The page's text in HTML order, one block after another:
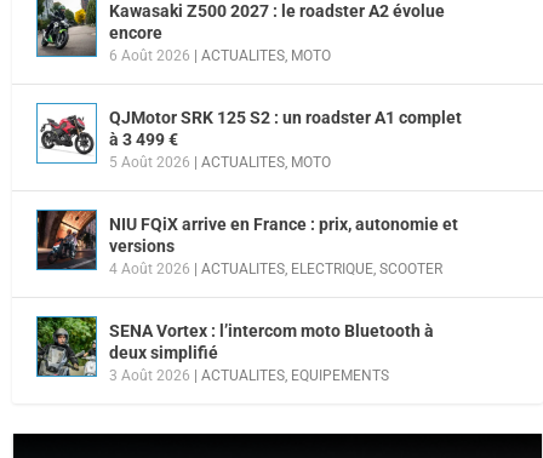
Kawasaki Z500 2027 : le roadster A2 évolue
encore
6 Août 2026 ACTUALITES, MOTO
QJMotor SRK 125 S2 : un roadster A1 complet
à 3 499 €
5 Août 2026 ACTUALITES, MOTO
NIU FQiX arrive en France : prix, autonomie et
versions
4 Août 2026 ACTUALITES, ELECTRIQUE, SCOOTER
SENA Vortex : l’intercom moto Bluetooth à
deux simplifié
3 Août 2026 ACTUALITES, EQUIPEMENTS